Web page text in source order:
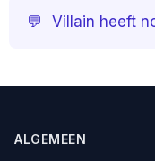
💬 Villain heeft
ALGEMEEN